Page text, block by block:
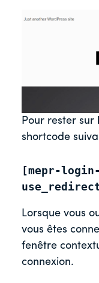
Pour rester
shortcode
[mepr-
Lorsque vous
vous êtes
fenêtre
connexion.